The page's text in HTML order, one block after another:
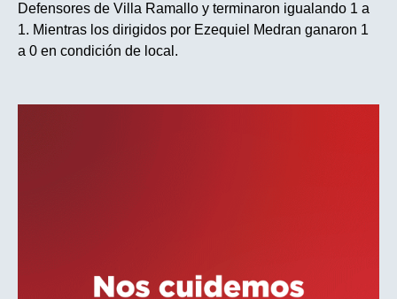
Defensores de Villa Ramallo y terminaron igualando 1 a
1. Mientras los dirigidos por Ezequiel Medran ganaron 1
a 0 en condición de local.